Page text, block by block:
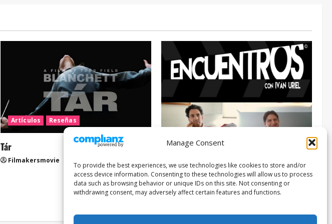
Manage Consent
To provide the best experiences, we use technologies like cookies to store and/or
access device information. Consenting to these technologies will allow us to process
data such as browsing behavior or unique IDs on this site. Not consenting or
withdrawing consent, may adversely affect certain features and functions.
Artículos Reseñas
Tár
Filmakersmovie
ENCUENTROS CON IVÁN URIEL T3E22:
JUAN PATRICIO RIVEROLL